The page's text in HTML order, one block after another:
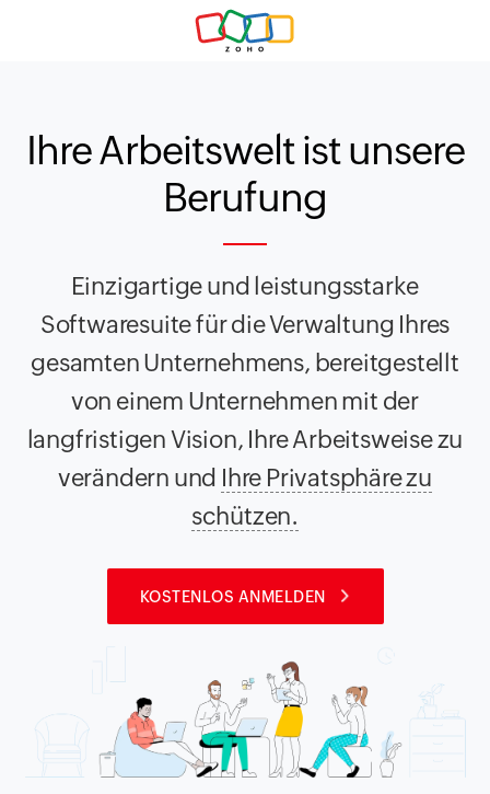
Ihre Arbeitswelt istunsere
Berufung
Einzigartige und leistungsstarke
Softwaresuite für die Verwaltung Ihres
gesamten Unternehmens, bereitgestellt
von einem Unternehmen mit der
langfristigen Vision, Ihre Arbeitsweise zu
verändern und Ihre Privatsphäre zu
schützen.
KOSTENLOS ANMELDEN